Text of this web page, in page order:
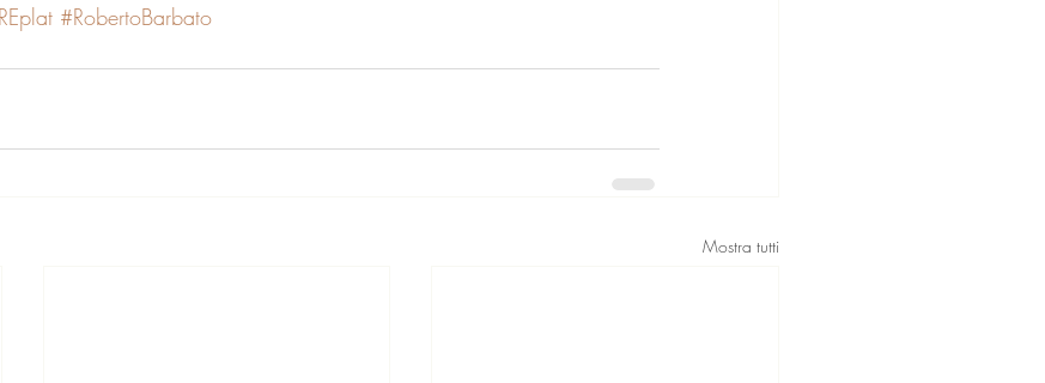
#RobertoBarbato
Mostra tutti